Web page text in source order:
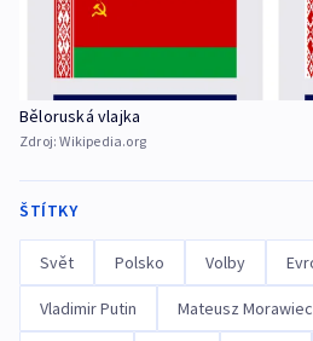
Běloruská vlajka
Zdroj:Wikipedia.org
ŠTÍTKY
Svět Polsko Volby
Vladimir Putin Mateusz